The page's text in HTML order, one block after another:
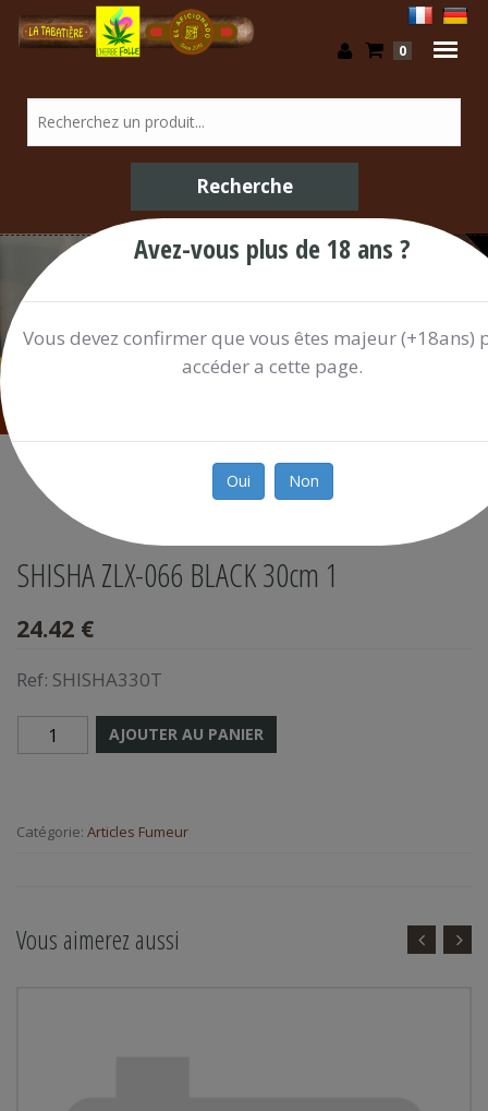
0
Articles Fumeur / Shop
SHISHA ZLX-066 BLACK 30cm 1
24.42 €
Ref: SHISHA330T
AJOUTER AU PANIER
Catégorie: Articles Fumeur
Vous aimerez aussi
Avez-vous plus de 18 ans ?
Vous devez confirmer que vous êtes majeur (+18ans)
accéder a cette page.
Oui Non